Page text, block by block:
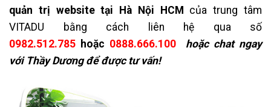
quản trị website tại Hà Nội HCM của trung tâm
VITADU bằng cách liên hệ qua số
0982.512.785 hoặc 0888.666.100
hoặc chat ngay
với Thầy Dương để được tư vấn!